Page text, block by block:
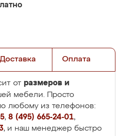
Доставка Оплата
от размеров и
мебели. Просто
любому из телефонов:
, 8 (495) 665-24-01,
, и наш менеджер быстро